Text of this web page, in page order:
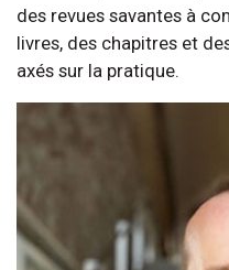
des revues savantes à
livres, des chapitres et
axés sur la pratique.